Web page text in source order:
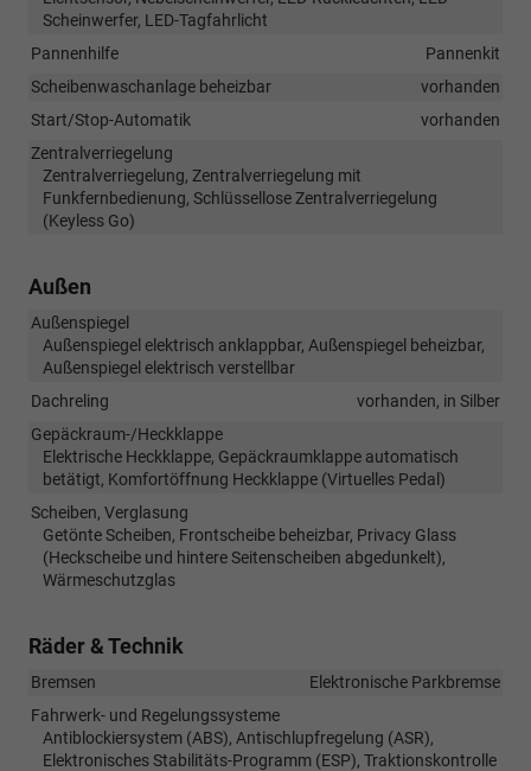
Scheinwerfer, LED-Tagfahrlicht
Pannenhilfe
Pannenkit
Scheibenwaschanlage beheizbar
vorhanden
Start/Stop-Automatik
vorhanden
Zentralverriegelung
Zentralverriegelung, Zentralverriegelung mit
Funkfernbedienung, Schlüssellose Zentralverriegelung
(Keyless Go)
Außen
Außenspiegel
Außenspiegel elektrisch anklappbar, Außenspiegel beheizbar,
Außenspiegel elektrisch verstellbar
Dachreling
vorhanden, in Silber
Gepäckraum-/Heckklappe
Elektrische Heckklappe, Gepäckraumklappe automatisch
betätigt, Komfortöffnung Heckklappe (Virtuelles Pedal)
Scheiben, Verglasung
Getönte Scheiben, Frontscheibe beheizbar, Privacy Glass
(Heckscheibe und hintere Seitenscheiben abgedunkelt),
Wärmeschutzglas
Räder & Technik
Bremsen
Elektronische Parkbremse
Fahrwerk- und Regelungssysteme
Antiblockiersystem (ABS), Antischlupfregelung (ASR),
Elektronisches Stabilitäts-Programm (ESP), Traktionskontrolle